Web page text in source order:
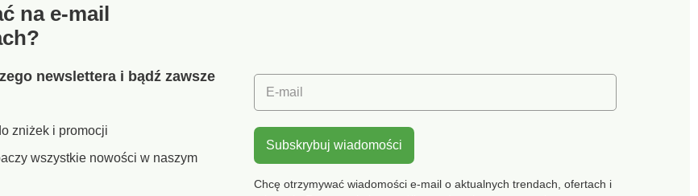
na e-mail
newslettera i bądź zawsze
zniżek i promocji
wszystkie nowości w naszym
E-mail
Subskrybuj wiadomości
Chcę otrzymywać wiadomości e-mail o aktualnych trendach, ofertach i